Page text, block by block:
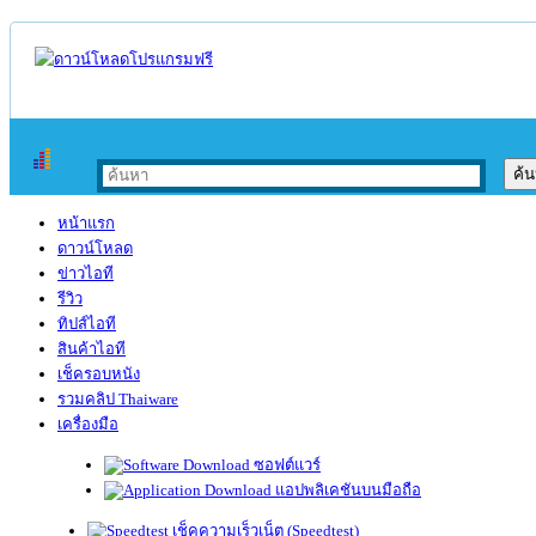
หน้าแรก
ดาวน์โหลด
ข่าวไอที
รีวิว
ทิปส์ไอที
สินค้าไอที
เช็ครอบหนัง
รวมคลิป Thaiware
เครื่องมือ
ซอฟต์แวร์
แอปพลิเคชันบนมือถือ
เช็คความเร็วเน็ต (Speedtest)